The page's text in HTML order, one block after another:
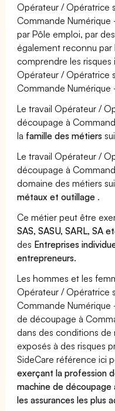
Opérateur / Opératrice
Commande
par Pôle emploi, par
également reconnu par
comprendre les
Opérateur / Opératrice
Commande Numérique
Le travail Opérateur /
découpage à
la famille des métiers
Le travail Opérateur /
découpage à
domaine des métiers
métaux et outillage .
Ce métier peut être
SAS, SASU, SARL, SA
des Entreprises
entrepreneurs.
Les hommes et les
Opérateur / Opératrice
Commande
de découpage à
dans des conditions
exposés à des risques
SideCare référence ici
exerçant la profession
machine de
les assurances les plus